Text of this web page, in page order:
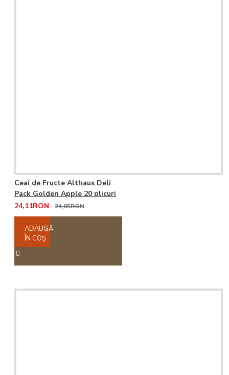
Ceai de Fructe Althaus Deli
Pack Golden Apple 20 plicuri
24,11RON
24,85RON
ADAUGĂ
ÎN COŞ